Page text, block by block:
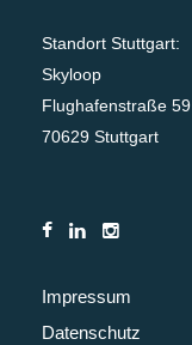
Standort Stuttgart:
Skyloop
Flughafenstraße 59
70629 Stuttgart
Impressum
Datenschutz